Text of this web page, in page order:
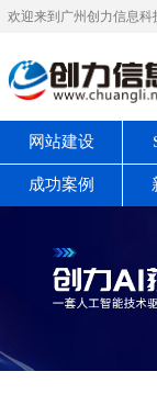
欢迎来到广州创力信息科
网站建设
成功案例